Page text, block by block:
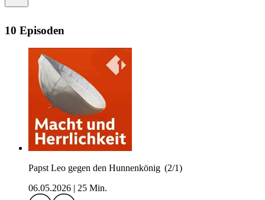
10 Episoden
Papst Leo gegen den Hunnenkönig (2/1)
06.05.2026
25 Min.